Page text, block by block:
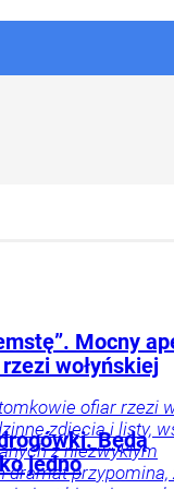
Mocny
wołyńskiej
ofiar rzezi
zdjęcia i listy,
z niezwykłym
dramat przypomina,
Będą
jedno